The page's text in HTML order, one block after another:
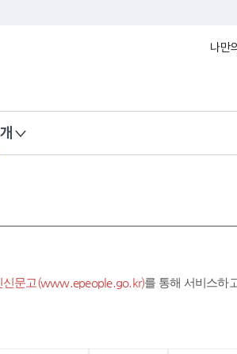
나만
신문고(www.epeople.go.kr)를 통해 서비스하